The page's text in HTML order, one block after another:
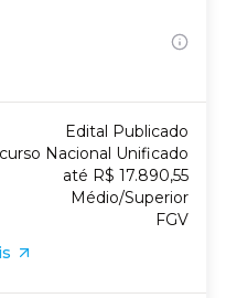
Edital Publicado
Nacional Unificado
até R$ 17.890,55
Médio/Superior
FGV